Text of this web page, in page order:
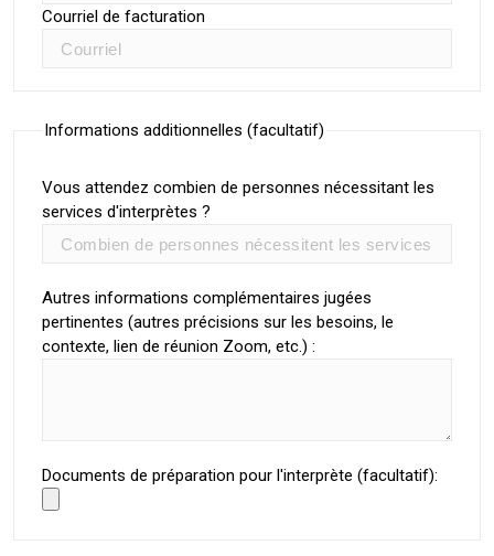
Courriel de facturation
Informations additionnelles (facultatif)
Vous attendez combien de personnes nécessitant les
services d'interprètes ?
Autres informations complémentaires jugées
pertinentes (autres précisions sur les besoins, le
contexte, lien de réunion Zoom, etc.) :
Documents de préparation pour l'interprète (facultatif):